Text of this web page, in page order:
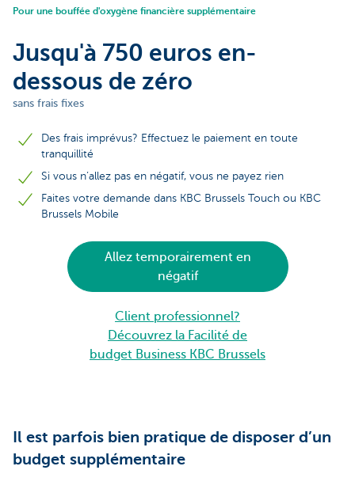
Pour une bouffée d'oxygène financière supplémentaire
Jusqu'à 750 euros en-
dessous de zéro
sans frais fixes
Des frais imprévus? Effectuez le paiement en toute
tranquillité
Si vous n’allez pas en négatif, vous ne payez rien
Faites votre demande dans KBC Brussels Touch ou KBC
Brussels Mobile
Allez temporairement en
négatif
Client professionnel?
Découvrez la Facilité de
budget Business KBC Brussels
Il est parfois bien pratique de disposer d’un
budget supplémentaire